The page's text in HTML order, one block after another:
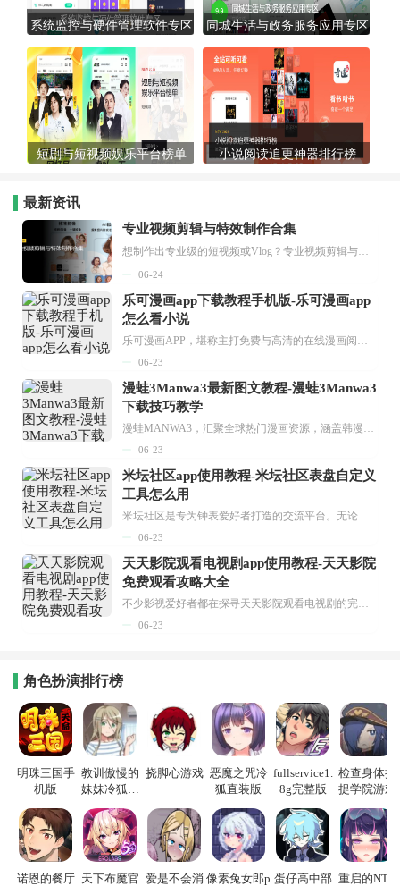
系统监控与硬件管理软件专区 同城生活与政务服务应用专区
短剧与短视频娱乐平台榜单 小说阅读追更神器排行榜
最新资讯
专业视频剪辑与特效制作合集
想制作出专业级的短视频或Vlog？专业视频剪辑与特效制作大全专题为你提供了从剪辑、抠像到特效包装的全套解决方案。无论是添加炫酷的片头、进行精准的视频抠图，还是制...
06-24
乐可漫画app下载教程手机版-乐可漫画app
怎么看小说
乐可漫画APP，堪称主打免费与高清的在线漫画阅读神器。其官方版提供海量完整版漫画资源，无论是国内漫画，还是日漫、韩漫、台漫、美漫等国外漫画，应有尽有，随时供你阅读。只需轻点一下，便能直接进入阅读界面。不仅如此，乐可漫画最新版本更新速度极快，在这里，你总能抢先看到全网一手漫画章节内容！...
06-23
漫蛙3Manwa3最新图文教程-漫蛙3Manwa3
下载技巧教学
漫蛙MANWA3，汇聚全球热门漫画资源，涵盖韩漫、欧美漫画、国漫等多种类型，题材丰富多样，全方位满足用户阅读喜好。它不仅是阅读平台，更是创作平台，为广大用户打造零门槛创作环境。...
06-23
米坛社区app使用教程-米坛社区表盘自定义
工具怎么用
米坛社区是专为钟表爱好者打造的交流平台。无论你是初涉钟表领域的普通爱好者，还是拥有多年收藏经验的资深玩家，都能在此找到属于自己的天地。 无需注册，就能轻松参与其中。通过专业的讨论论坛与丰富的交互功能，你可与世界各地的钟表爱好者畅快交流。若你钟情于钟表，米坛社区无疑是值得一试的理想之选。在这里，你能获取最新的手表资讯，交流见解，提升鉴赏品味，让每一块手表都成为收藏故事中重要的一部分。感兴趣的朋友，不要错过下载机会。...
06-23
天天影院观看电视剧app使用教程-天天影院
免费观看攻略大全
不少影视爱好者都在探寻天天影院观看电视剧的完整方法，结合最新平台使用规则，本篇新手入门攻略全面讲解观看渠道、检索流程、播放设置以及画面模式调整等实用内容。全文适配手机、电脑等主流设备，步骤简洁易懂，无论是初次使用的新手，还是想要优化观影体验的用户，都能参照内容快速上手，熟练掌握平台各项操作技巧，轻松畅享影视内容。...
06-23
角色扮演排行榜
明珠三国手
机版
教训傲慢的
妹妹冷狐游
挠脚心游戏 恶魔之咒冷
狐直装版
fullservice1.
8g完整版
检查身体捕
捉学院游戏
诺恩的餐厅 天下布魔官 爱是不会消 像素兔女郎p 蛋仔高中部 重启的NTR